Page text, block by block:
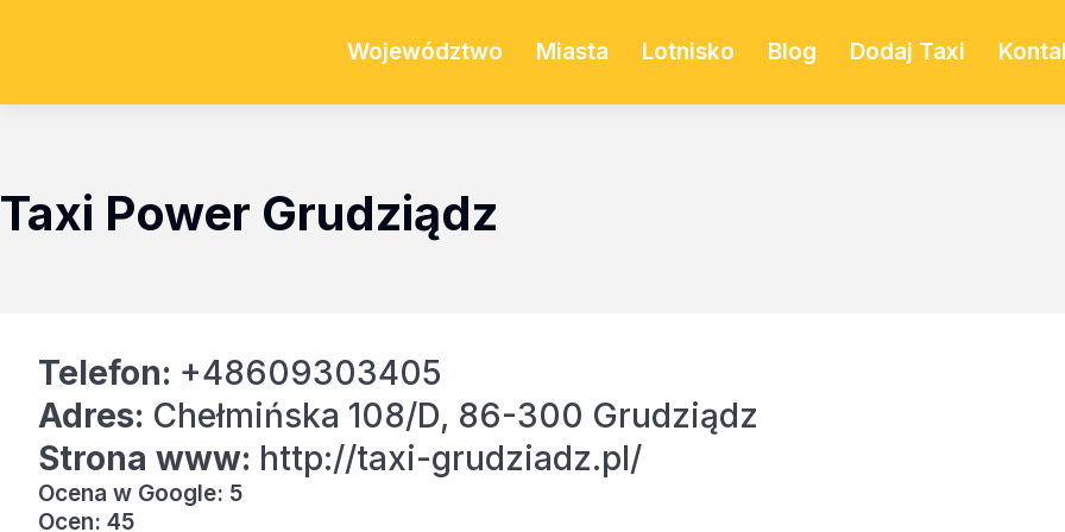
Województwo Miasta Lotnisko Blog Dodaj Taxi
Taxi Power Grudziądz
Telefon: +48609303405
Adres: Chełmińska 108/D, 86-300 Grudziądz
Strona www: http://taxi-grudziadz.pl/
Ocena w Google: 5
Ocen: 45